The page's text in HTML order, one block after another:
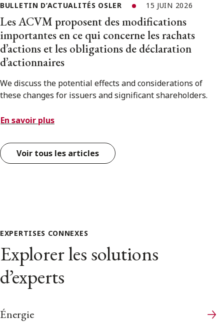
BULLETIN D’ACTUALITÉS OSLER 15 JUIN 2026
Les ACVM proposent des modifications
importantes en ce qui concerne les rachats
d’actions et les obligations de déclaration
d’actionnaires
We discuss the potential effects and considerations of
these changes for issuers and significant shareholders.
En savoir plus
Voir tous les articles
EXPERTISES CONNEXES
Explorer les solutions
d’experts
Énergie